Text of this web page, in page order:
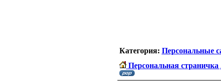
Категория: Персональные
Персональная